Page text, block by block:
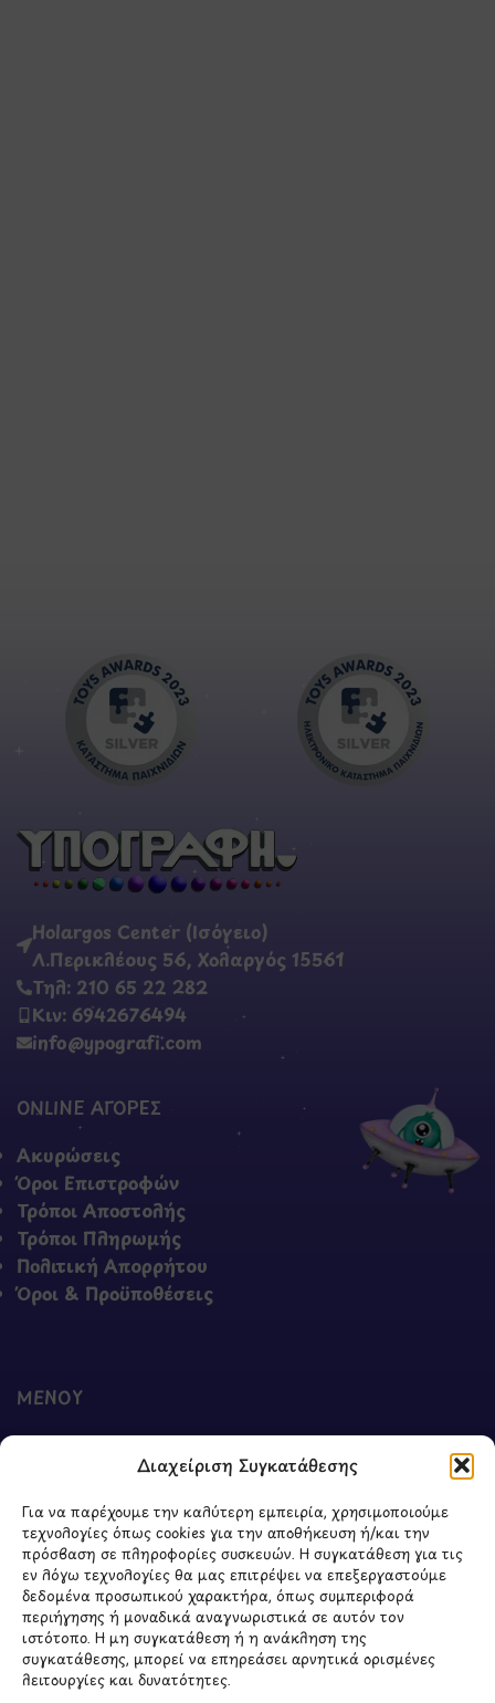
Διαχείριση Συγκατάθεσης
Για να παρέχουμε την καλύτερη εμπειρία, χρησιμοποιούμε
τεχνολογίες όπως cookies για την αποθήκευση ή/και την
πρόσβαση σε πληροφορίες συσκευών. Η συγκατάθεση για τις
εν λόγω τεχνολογίες θα μας επιτρέψει να επεξεργαστούμε
δεδομένα προσωπικού χαρακτήρα, όπως συμπεριφορά
περιήγησης ή μοναδικά αναγνωριστικά σε αυτόν τον
ιστότοπο. Η μη συγκατάθεση ή η ανάκληση της
συγκατάθεσης, μπορεί να επηρεάσει αρνητικά ορισμένες
λειτουργίες και δυνατότητες.
Holargos Center (Ισόγειο)
Λ.Περικλέους 56, Χολαργός 15561
Τηλ: 210 65 22 282
Κιν: 6942676494
info@ypografi.com
ONLINE ΑΓΟΡΕΣ
Ακυρώσεις
Όροι Επιστροφών
Τρόποι Αποστολής
Τρόποι Πληρωμής
Πολιτική Απορρήτου
Όροι & Προϋποθέσεις
ΜΕΝΟΥ
Ο Λογαριασμός μου
Σύγκριση Προϊόντων
Wishlist
Καλάθι
Shop
ΣΧΕΤΙΚΑ ΜΕ ΕΜΑΣ